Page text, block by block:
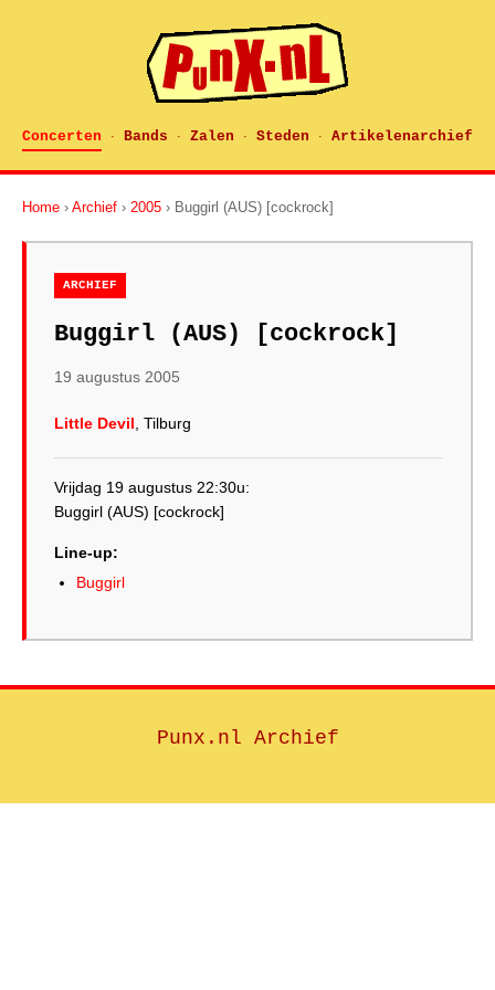
Concerten · Bands · Zalen · Steden · Artikelenarchief
Home › Archief › 2005 › Buggirl (AUS) [cockrock]
ARCHIEF
Buggirl (AUS) [cockrock]
19 augustus 2005
Little Devil , Tilburg
Vrijdag 19 augustus 22:30u:
Buggirl (AUS) [cockrock]
Line-up:
Buggirl
Punx.nl Archief